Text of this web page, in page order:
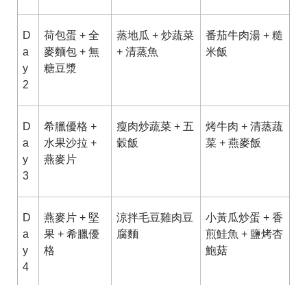
D
a
y
2
荷包蛋 + 全
麥麵包 + 無
糖豆漿
蒸地瓜 + 炒蔬菜
+ 清蒸魚
番茄牛肉湯 + 糙
米飯
D
a
y
3
希臘優格 +
水果沙拉 +
燕麥片
瘦肉炒蔬菜 + 五
穀飯
烤牛肉 + 清蒸蔬
菜 + 燕麥飯
D
a
y
4
燕麥片 + 堅
果 + 希臘優
格
涼拌毛豆雞肉豆
腐麵
小黃瓜炒蛋 + 香
煎鮭魚 + 鹽烤杏
鮑菇